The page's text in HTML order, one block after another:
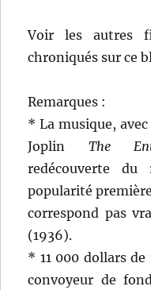
Voir les autres
chroniqués sur ce
Remarques :
* La musique,
Joplin The
redécouverte
popularité
correspond pas
(1936).
* 11 000 dollars
convoyeur de